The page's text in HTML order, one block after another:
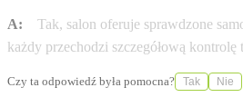
A:
Tak, salon oferuje sprawdzone
każdy przechodzi szczegółową kontrolę
Czy ta odpowiedź była pomocna? Tak Nie